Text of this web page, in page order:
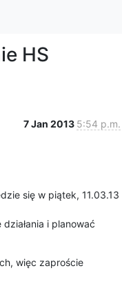
HS
7 Jan 2013 5:54 p.m.
się w piątek, 11.03.13
i planować
więc zaproście